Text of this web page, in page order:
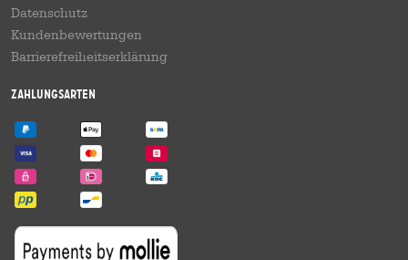
Datenschutz
Kundenbewertungen
Barrierefreiheitserklärung
Zahlungsarten